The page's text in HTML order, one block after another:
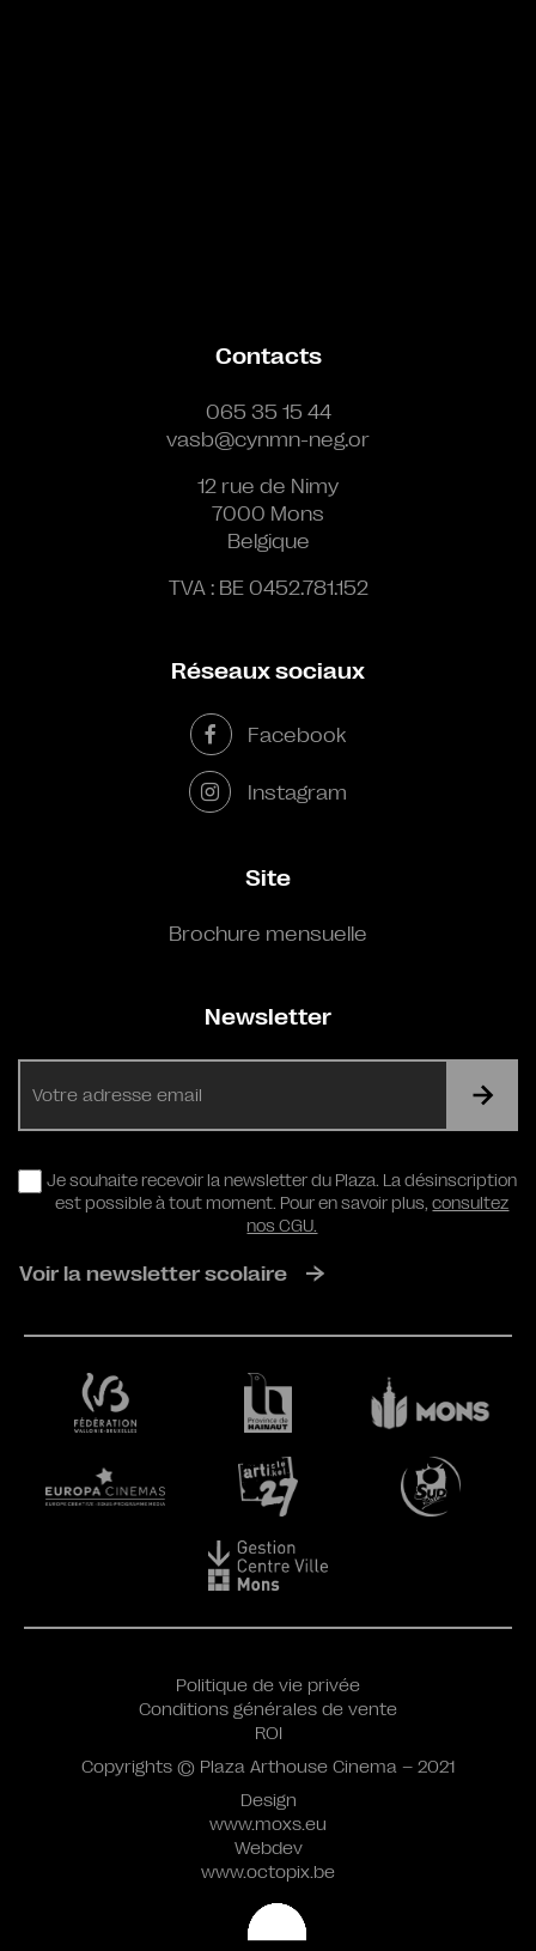
Contacts
065 35 15 44
vasb@cynmn-neg.or
12 rue de Nimy
7000 Mons
Belgique
TVA : BE 0452.781.152
Réseaux sociaux
Facebook
Instagram
Site
Brochure mensuelle
Newsletter
RGPD
Je souhaite recevoir la newsletter du Plaza. La désinscription
est possible à tout moment. Pour en savoir plus,consultez
nos CGU.
Voir la newsletter scolaire
Design
www.moxs.eu
Webdev
www.octopix.be
Politique de vie privée
Conditions générales de vente
ROI
Copyrights © Plaza Arthouse Cinema – 2021